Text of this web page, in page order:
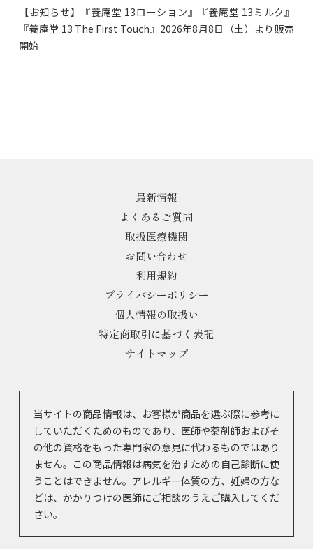
【お知らせ】『養庵堂 13ローション』『養庵堂 13ミルク』
『養庵堂 13 The First Touch』2026年8月8日（土）より販売
開始
最新情報
よくあるご質問
取扱医療機関
お問い合わせ
利用規約
プライバシーポリシー
個人情報の取扱い
特定商取引に基づく表記
サイトマップ
当サイトの商品情報は、お客様が商品を選ぶ際に参考に
していただくためのものであり、医師や薬剤師およびそ
の他の資格をもった専門家の意見に代わるものではあり
ません。この商品情報は病気を治すための自己診断に使
うことはできません。アレルギー体質の方、妊婦の方な
どは、かかりつけの医師にご相談のうえご購入してくだ
さい。